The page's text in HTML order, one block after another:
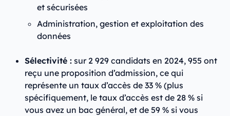
et sécurisées
Administration, gestion et exploitation des
données
Sélectivité : sur 2 929 candidats en 2024, 955 ont
reçu une proposition d’admission, ce qui
représente un taux d’accès de 33 % (plus
spécifiquement, le taux d’accès est de 28 % si
vous avez un bac général, et de 59 % si vous